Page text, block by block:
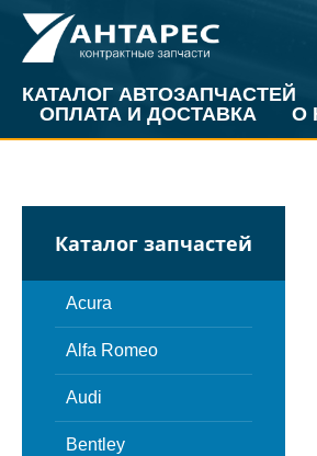
КАТАЛОГ АВТОЗАПЧАСТЕЙ
ОПЛАТА И ДОСТАВКА
О
Каталог запчастей
Acura
Alfa Romeo
Audi
Bentley